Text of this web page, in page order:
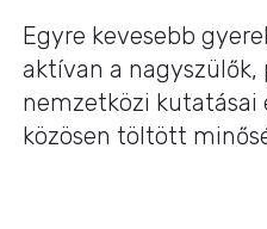
Egyre kevesebb
aktívan a
nemzetközi
közösen töltött